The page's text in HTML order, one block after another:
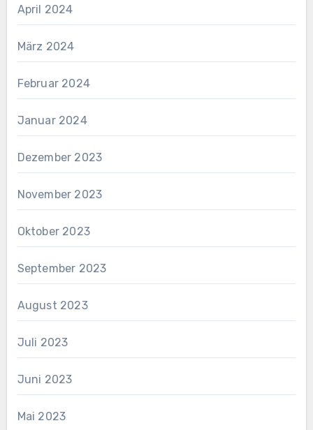
April 2024
März 2024
Februar 2024
Januar 2024
Dezember 2023
November 2023
Oktober 2023
September 2023
August 2023
Juli 2023
Juni 2023
Mai 2023